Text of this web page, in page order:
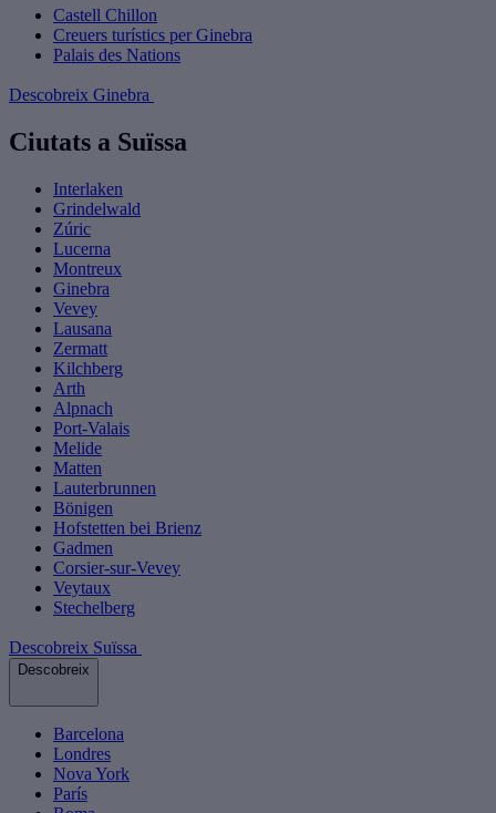
Castell Chillon
Creuers turístics per Ginebra
Palais des Nations
Descobreix Ginebra
Ciutats a Suïssa
Interlaken
Grindelwald
Zúric
Lucerna
Montreux
Ginebra
Vevey
Lausana
Zermatt
Kilchberg
Arth
Alpnach
Port-Valais
Melide
Matten
Lauterbrunnen
Bönigen
Hofstetten bei Brienz
Gadmen
Corsier-sur-Vevey
Veytaux
Stechelberg
Descobreix Suïssa
Descobreix
Barcelona
Londres
Nova York
París